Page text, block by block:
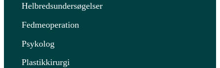
Helbredsundersøgelser
Fedmeoperation
Psykolog
Plastikkirurgi